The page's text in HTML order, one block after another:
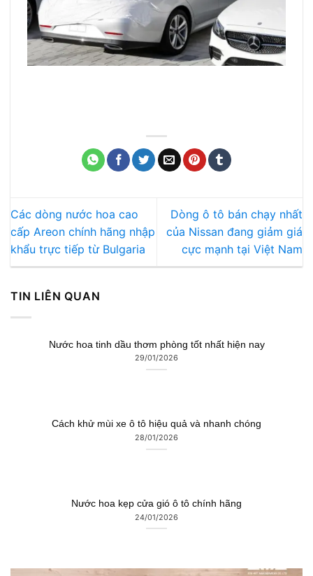
Các dòng nước hoa cao
cấp Areon chính hãng nhập
khẩu trực tiếp từ Bulgaria
Dòng ô tô bán chạy nhất
của Nissan đang giảm giá
cực mạnh tại Việt Nam
TIN LIÊN QUAN
Nước hoa tinh dầu thơm phòng tốt nhất hiện nay
29/01/2026
Cách khử mùi xe ô tô hiệu quả và nhanh chóng
28/01/2026
Nước hoa kẹp cửa gió ô tô chính hãng
24/01/2026